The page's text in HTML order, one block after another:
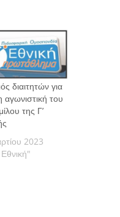
διαιτητών για
αγωνιστική του
της Γ’
2023